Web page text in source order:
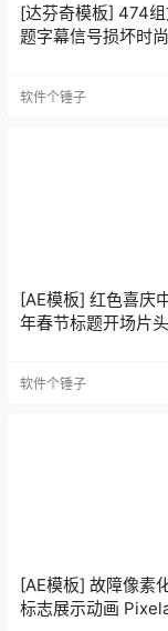
[达芬奇模板] 474
题字幕信号损坏时
软件个锤子
[AE模板] 红色喜庆
年春节标题开场片
软件个锤子
[AE模板] 故障像素
标志展示动画